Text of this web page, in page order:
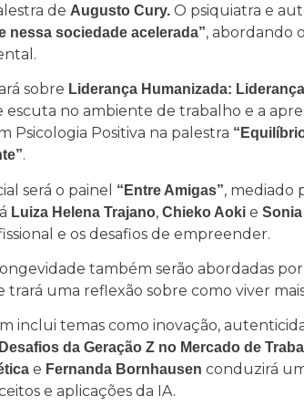
de Augusto Cury. O psiquiatra e
nessa sociedade acelerada”, abordando
sobre Liderança Humanizada:
escuta no ambiente de trabalho e a
Psicologia Positiva na palestra
.
será o painel “Entre Amigas”, mediado
Luiza Helena Trajano, Chieko Aoki e
e os desafios de empreender.
também serão abordadas por
trará uma reflexão sobre como viver
inclui temas como inovação,
Desafios da Geração Z no Mercado de
e Fernanda Bornhausen conduzirá
e aplicações da IA.